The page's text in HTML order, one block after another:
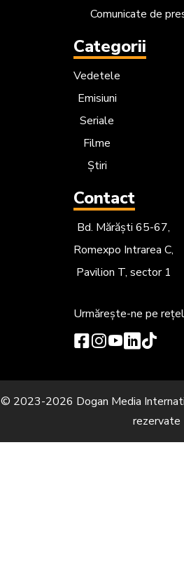
Comunicate de
Categorii
Vedetele
Emisiuni
Seriale
Filme
Știri
Contact
Bd. Mărăști 65-67,
Romexpo Intrarea C,
Pavilion T, sector 1
Urmărește-ne pe
© 2023-2026 Dogan Media
rezervate